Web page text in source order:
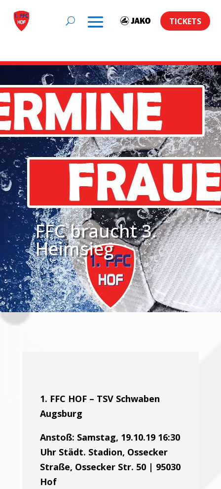
TICKETS
FFC braucht 3.
Heimsieg
1. FFC HOF – TSV Schwaben
Augsburg
Anstoß: Samstag, 19.10.19 16:30
Uhr Städt. Stadion, Ossecker
Straße, Ossecker Str. 50 | 95030
Hof